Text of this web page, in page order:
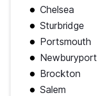
Chelsea
Sturbridge
Portsmouth
Newburyport
Brockton
Salem